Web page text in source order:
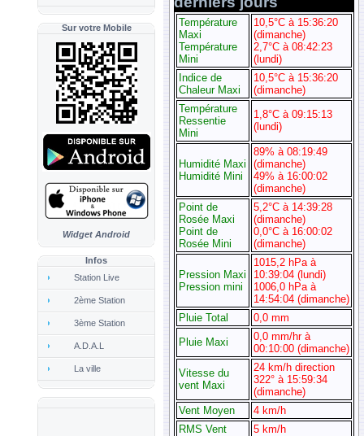
Sur votre Mobile
Widget Android
Infos
Station Live
2ème Station
3ème Station
A.D.A.L
La ville